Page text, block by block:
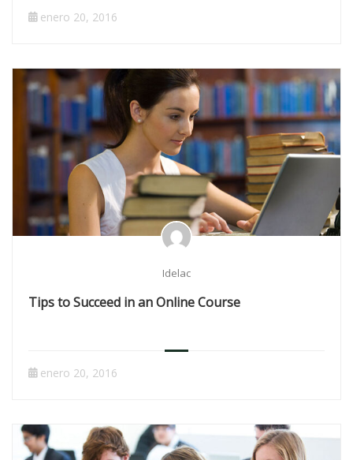
enero 20, 2016
Idelac
Tips to Succeed in an Online Course
enero 20, 2016